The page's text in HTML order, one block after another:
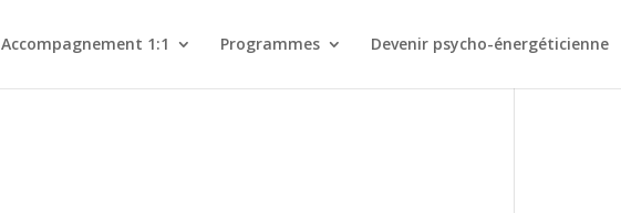
Accompagnement 1:1 Programmes Devenir psycho-énergéticienne